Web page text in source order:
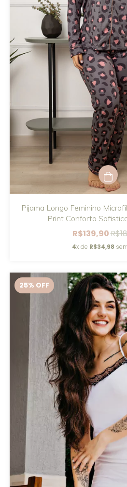
Pijama Longo Feminino
Print Conforto
R$139,90
4x de R$34,98
25% OFF